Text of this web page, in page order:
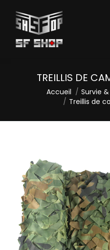
TREILLIS DE
Vous êtes ici :Accueil Survie
Treillis de